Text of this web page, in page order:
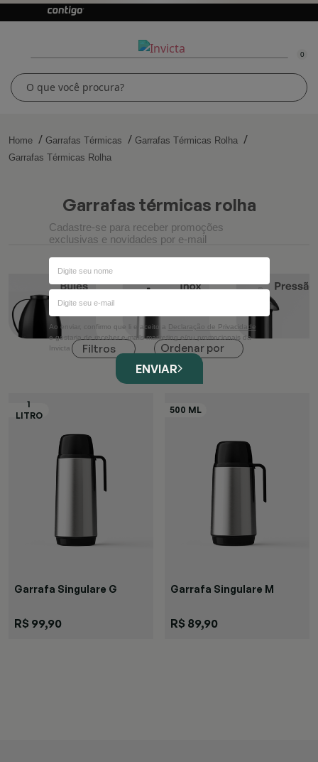
0
Home Garrafas Térmicas
Garrafas Térmicas Rolha
Garrafas Térmicas Rolha
garrafas térmicas rolha
Filtros Ordenar por
Garrafa Singulare G
R$ 99,90
Garrafa Singulare M
R$ 89,90
Cadastre-se para receber promoções
exclusivas e novidades por e-mail
Ao enviar, confirmo que li e aceito a
Declaração de Privacidade
e gostaria de receber e-mails marketing e/ou promocionais da
Invicta
ENVIAR